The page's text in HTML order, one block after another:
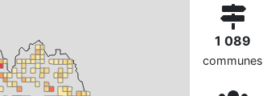
1 089
communes